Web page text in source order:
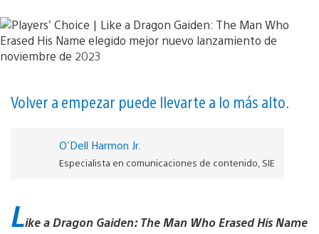
Volver a empezar puede llevarte a lo más alto.
O'Dell Harmon Jr.
Especialista en comunicaciones de contenido, SIE
Like a Dragon Gaiden: The Man Who Erased His Name